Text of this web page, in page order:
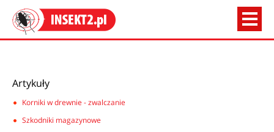
Artykuły
Korniki w drewnie - zwalczanie
Szkodniki magazynowe